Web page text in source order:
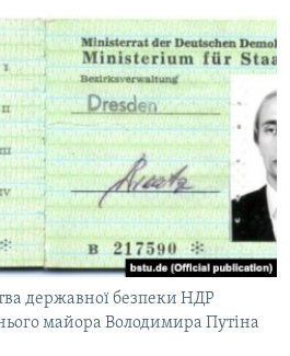
державної безпеки НДР
майора Володимира Путіна